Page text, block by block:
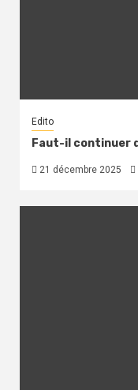
Edito
Faut-il continuer
21 décembre 2025